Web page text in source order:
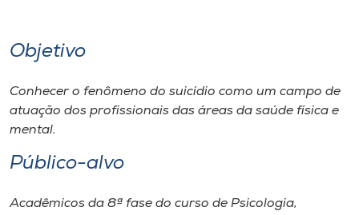
Cultura
CPA
Biblioteca
Editora
Objetivo
Conhecer o fenômeno do suicídio como um campo de
atuação dos profissionais das áreas da saúde física e
mental.
Público-alvo
Acadêmicos da 8ª fase do curso de Psicologia,